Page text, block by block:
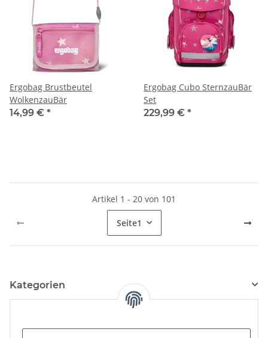
Ergobag Brustbeutel
WolkenzauBär
14,99 € *
Ergobag Cubo SternzauBär
Set
229,99 € *
Artikel 1 - 20 von 101
Seite1
Kategorien